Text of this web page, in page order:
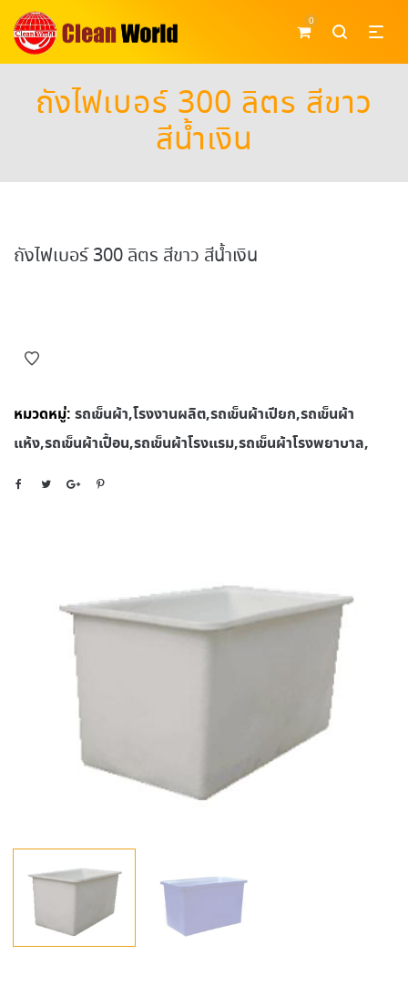
0
ถังไฟเบอร์ 300 ลิตร สีขาว
สีน้ำเงิน
ถังไฟเบอร์ 300 ลิตร สีขาว สีน้ำเงิน
หมวดหมู่: รถเข็นผ้า,โรงงานผลิต,รถเข็นผ้าเปียก,รถเข็นผ้า
แห้ง,รถเข็นผ้าเปื้อน,รถเข็นผ้าโรงแรม,รถเข็นผ้าโรงพยาบาล,